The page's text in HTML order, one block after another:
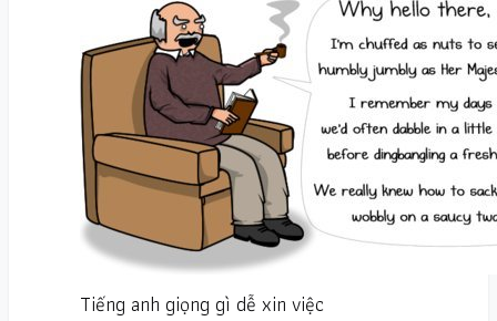
Tiếng anh giọng gì dễ xin việc